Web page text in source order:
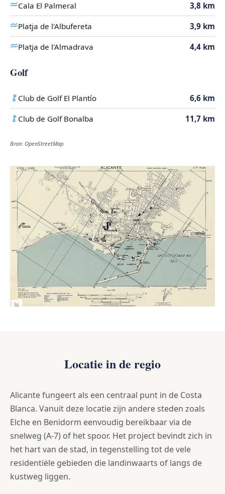
Cala El Palmeral 3,8 km
Platja de l'Albufereta 3,9 km
Platja de l'Almadrava 4,4 km
Golf
Club de Golf El Plantío 6,6 km
Club de Golf Bonalba 11,7 km
Bron: OpenStreetMap
Locatie in de regio
Alicante fungeert als een centraal punt in de Costa
Blanca. Vanuit deze locatie zijn andere steden zoals
Elche en Benidorm eenvoudig bereikbaar via de
snelweg (A-7) of het spoor. Het project bevindt zich in
het hart van de stad, in tegenstelling tot de vele
residentiële gebieden die landinwaarts of langs de
kustweg liggen.